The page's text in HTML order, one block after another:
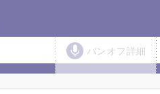
バンオフ詳細